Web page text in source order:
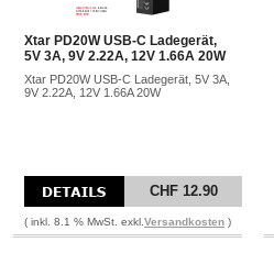
Xtar PD20W USB-C Ladegerät,
5V 3A, 9V 2.22A, 12V 1.66A 20W
Xtar PD20W USB-C Ladegerät, 5V 3A,
9V 2.22A, 12V 1.66A 20W
CHF 12.90
( inkl. 8.1 % MwSt. exkl. Versandkosten )